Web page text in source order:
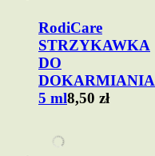
RodiCare
STRZYKAWKA
DO
DOKARMIANIA
5 ml8,50 zł